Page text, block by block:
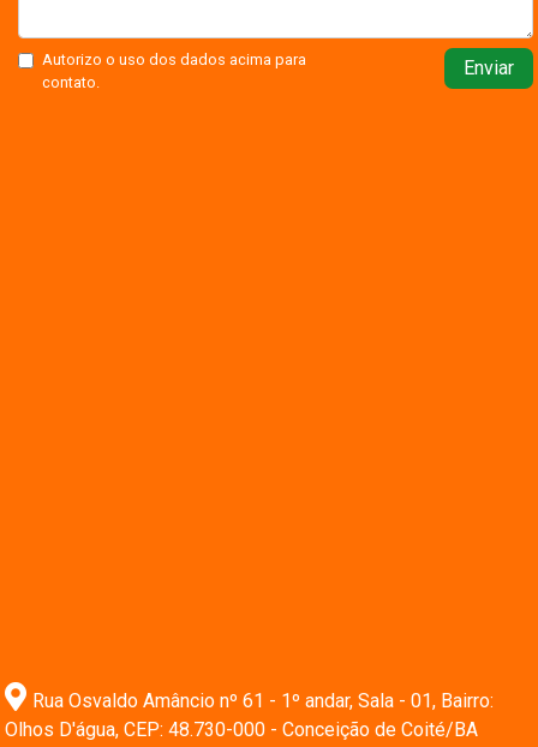
Autorizo o uso dos dados acima para
contato.
Enviar
Rua Osvaldo Amâncio nº 61 - 1º andar, Sala - 01, Bairro:
Olhos D'água, CEP: 48.730-000 - Conceição de Coité/BA